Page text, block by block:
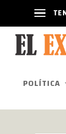
POLÍTICA